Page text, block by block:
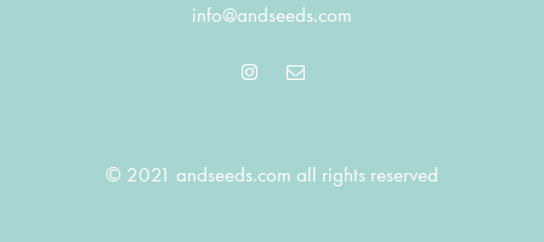
info@andseeds.com
© 2021 andseeds.com all rights reserved